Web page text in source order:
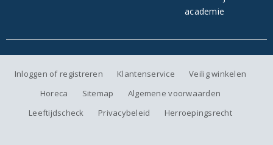
Inloggen of registreren Klantenservice
Veilig winkelen
Horeca
Sitemap
Algemene voorwaarden
Leeftijdscheck
Privacybeleid Herroepingsrecht